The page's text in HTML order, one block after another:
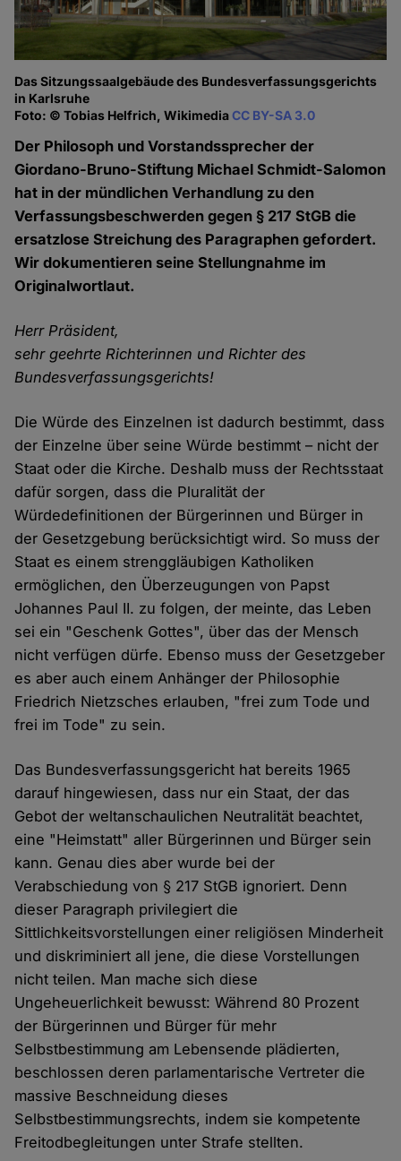
Das Sitzungssaalgebäude des Bundesverfassungsgerichts
in Karlsruhe
Foto: © Tobias Helfrich, WikimediaCC BY-SA 3.0
Der Philosoph und Vorstandssprecher der
Giordano-Bruno-Stiftung Michael Schmidt-Salomon
hat in der mündlichen Verhandlung zu den
Verfassungsbeschwerden gegen § 217 StGB die
ersatzlose Streichung des Paragraphen gefordert.
Wir dokumentieren seine Stellungnahme im
Originalwortlaut.
Herr Präsident,
sehr geehrte Richterinnen und Richter des
Bundesverfassungsgerichts!
Die Würde des Einzelnen ist dadurch bestimmt, dass
der Einzelne über seine Würde bestimmt – nicht der
Staat oder die Kirche. Deshalb muss der Rechtsstaat
dafür sorgen, dass die Pluralität der
Würdedefinitionen der Bürgerinnen und Bürger in
der Gesetzgebung berücksichtigt wird. So muss der
Staat es einem strenggläubigen Katholiken
ermöglichen, den Überzeugungen von Papst
Johannes Paul II. zu folgen, der meinte, das Leben
sei ein "Geschenk Gottes", über das der Mensch
nicht verfügen dürfe. Ebenso muss der Gesetzgeber
es aber auch einem Anhänger der Philosophie
Friedrich Nietzsches erlauben, "frei zum Tode und
frei im Tode" zu sein.
Das Bundesverfassungsgericht hat bereits 1965
darauf hingewiesen, dass nur ein Staat, der das
Gebot der weltanschaulichen Neutralität beachtet,
eine "Heimstatt" aller Bürgerinnen und Bürger sein
kann. Genau dies aber wurde bei der
Verabschiedung von § 217 StGB ignoriert. Denn
dieser Paragraph privilegiert die
Sittlichkeitsvorstellungen einer religiösen Minderheit
und diskriminiert all jene, die diese Vorstellungen
nicht teilen. Man mache sich diese
Ungeheuerlichkeit bewusst: Während 80 Prozent
der Bürgerinnen und Bürger für mehr
Selbstbestimmung am Lebensende plädierten,
beschlossen deren parlamentarische Vertreter die
massive Beschneidung dieses
Selbstbestimmungsrechts, indem sie kompetente
Freitodbegleitungen unter Strafe stellten.